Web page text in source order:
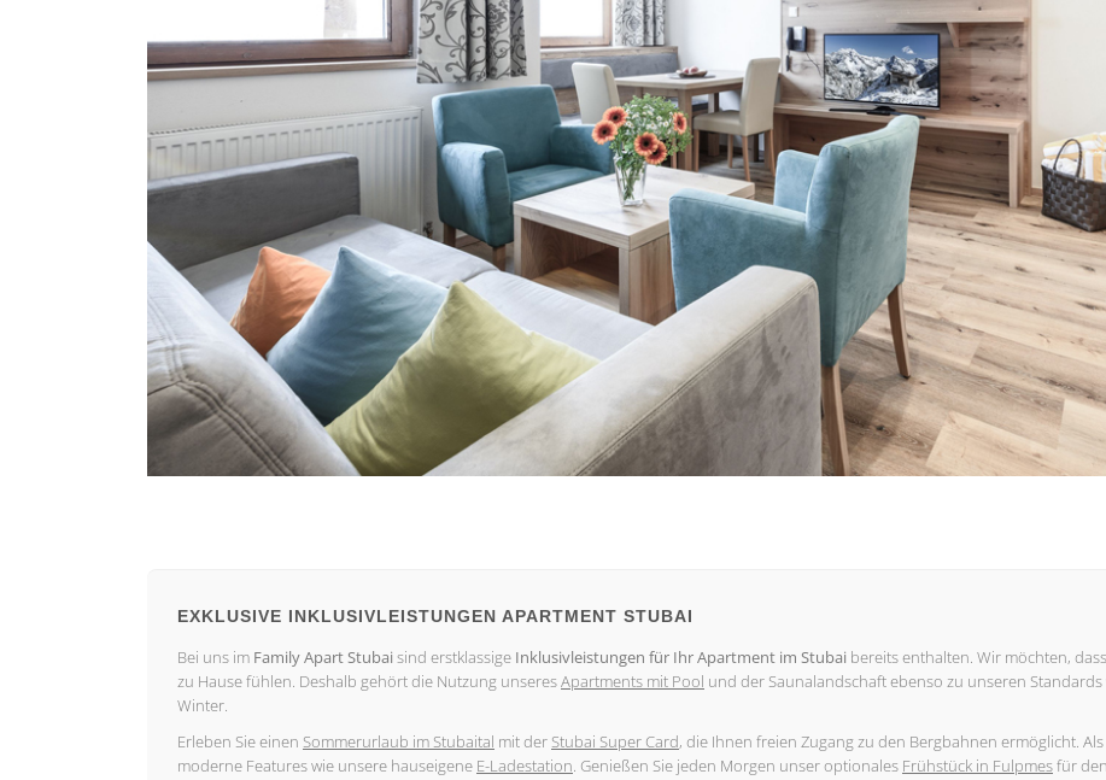
EXKLUSIVE INKLUSIVLEISTUNGEN APARTMENT STUBAI
Bei uns im Family Apart Stubai sind erstklassige Inklusivleistungen für Ihr Apartment im Stubai bereits enthalten. Wir möchten,
zu Hause fühlen. Deshalb gehört die Nutzung unseresApartments mit Pool und der Saunalandschaft ebenso zu unseren
Winter.
Erleben Sie einen Sommerurlaub im Stubaital mit derStubai Super Card, die Ihnen freien Zugang zu den Bergbahnen ermöglicht. Als
moderne Features wie unsere hauseigene E-Ladestation. Genießen Sie jeden Morgen unser optionales Frühstück in Fulpmesfür